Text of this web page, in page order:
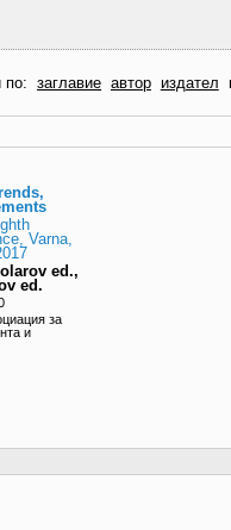
по: заглавие автор издател
Varna,
ed.,
ed.
за
и